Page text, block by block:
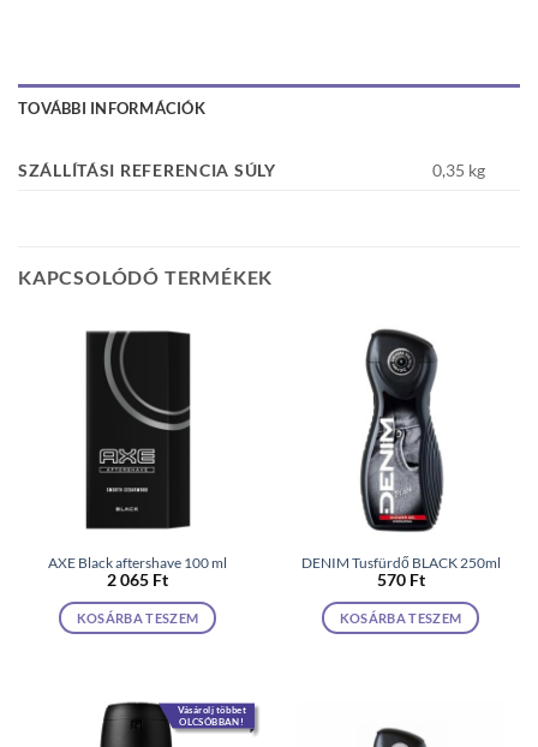
TOVÁBBI INFORMÁCIÓK
SZÁLLÍTÁSI REFERENCIA SÚLY 0,35 kg
KAPCSOLÓDÓ TERMÉKEK
AXE Black aftershave 100 ml
2 065 Ft
KOSÁRBA TESZEM
DENIM Tusfürdő BLACK 250ml
570 Ft
KOSÁRBA TESZEM
Vásárolj többet
OLCSÓBBAN!